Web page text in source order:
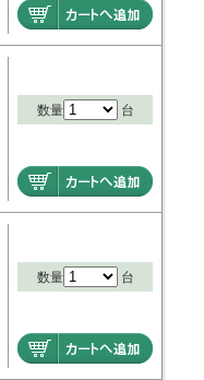
数量 台
数量 台